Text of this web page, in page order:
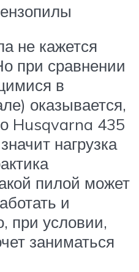
не кажется
при сравнении
в
оказывается,
Husqvarna 435
нагрузка
пилой может
и
при условии,
заниматься